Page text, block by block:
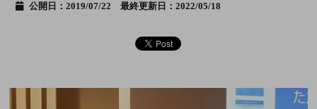
公開日：2019/07/22 最終更新日：2022/05/18